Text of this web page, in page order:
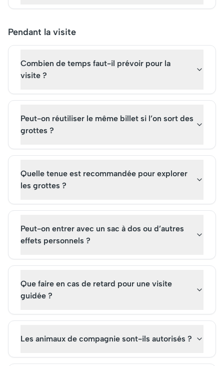
Pendant la visite
Combien de temps faut-il prévoir pour la
visite ?
Peut-on réutiliser le même billet si l’on sort des
grottes ?
Quelle tenue est recommandée pour explorer
les grottes ?
Peut-on entrer avec un sac à dos ou d’autres
effets personnels ?
Que faire en cas de retard pour une visite
guidée ?
Les animaux de compagnie sont-ils autorisés ?